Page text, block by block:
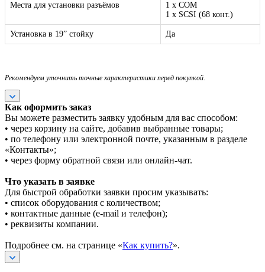
Места для установки разъёмов
1 x COM
1 x SCSI (68 конт.)
Установка в 19” стойку Да
Рекомендуем уточнить точные характеристики перед покупкой.
Как оформить заказ
Вы можете разместить заявку удобным для вас способом:
• через корзину на сайте, добавив выбранные товары;
• по телефону или электронной почте, указанным в разделе
«Контакты»;
• через форму обратной связи или онлайн-чат.
Что указать в заявке
Для быстрой обработки заявки просим указывать:
• список оборудования с количеством;
• контактные данные (e-mail и телефон);
• реквизиты компании.
Подробнее см. на странице «Как купить?».